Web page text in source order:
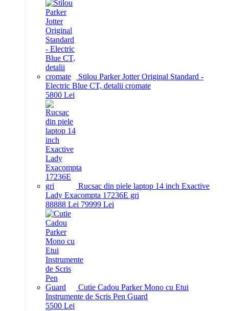
Stilou Parker Jotter Original Standard -
Electric Blue CT, detalii cromate
5800 Lei
Rucsac din piele laptop 14 inch Exactive
Lady Exacompta 17236E gri
88888 Lei 79999 Lei
Cutie Cadou Parker Mono cu Etui
Instrumente de Scris Pen Guard
5500 Lei